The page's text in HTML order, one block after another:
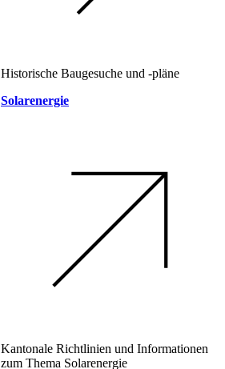
Historische Baugesuche und -pläne
Solarenergie
Kantonale Richtlinien und Informationen
zum Thema Solarenergie